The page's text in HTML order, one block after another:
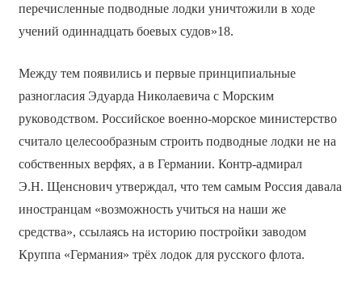
перечисленные подводные лодки уничтожили в ходе
учений одиннадцать боевых судов»18.
Между тем появились и первые принципиальные
разногласия Эдуарда Николаевича с Морским
руководством. Российское военно-морское министерство
считало целесообразным строить подводные лодки не на
собственных верфях, а в Германии. Контр-адмирал
Э.Н. Щенснович утверждал, что тем самым Россия давала
иностранцам «возможность учиться на наши же
средства», ссылаясь на историю постройки заводом
Круппа «Германия» трёх лодок для русского флота.